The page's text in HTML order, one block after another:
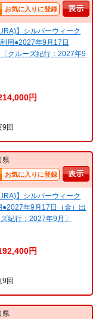
お気に入りに登録
】シルバーウィーク
用●2027年9月17日
クルーズ紀行：2027年9
円
9回
県
お気に入りに登録
】シルバーウィーク
●2027年9月17日（金）出
紀行：2027年9月〕
円
9回
県